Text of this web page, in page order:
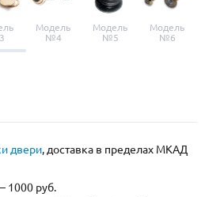
Модель
№4
Модель
№5
Модель
№6
двери, доставка в пределах МКАД
1000 руб.